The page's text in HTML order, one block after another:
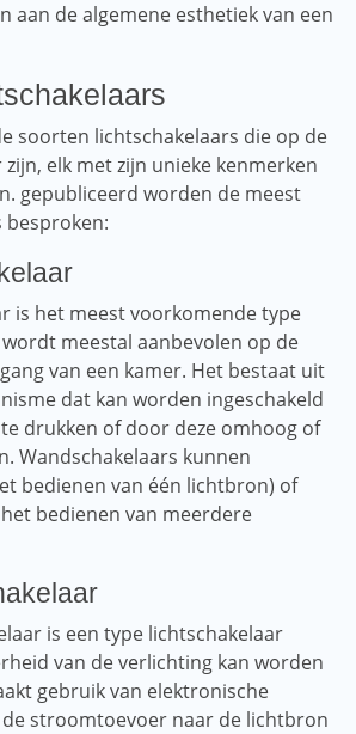
aan de algemene esthetiek van een
soorten lichtschakelaars die op de
elk met zijn unieke kenmerken
gepubliceerd worden de meest
besproken:
is het meest voorkomende type
meestal aanbevolen op de
van een kamer. Het bestaat uit
dat kan worden ingeschakeld
drukken of door deze omhoog of
Wandschakelaars kunnen
bedienen van één lichtbron) of
bedienen van meerdere
is een type lichtschakelaar
van de verlichting kan worden
gebruik van elektronische
stroomtoevoer naar de lichtbron